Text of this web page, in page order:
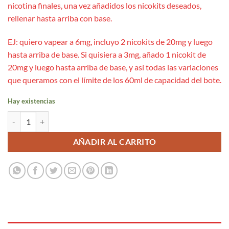
nicotina finales, una vez añadidos los nicokits deseados,
rellenar hasta arriba con base.
EJ: quiero vapear a 6mg, incluyo 2 nicokits de 20mg y luego
hasta arriba de base. Si quisiera a 3mg, añado 1 nicokit de
20mg y luego hasta arriba de base, y así todas las variaciones
que queramos con el límite de los 60ml de capacidad del bote.
Hay existencias
AÑADIR AL CARRITO